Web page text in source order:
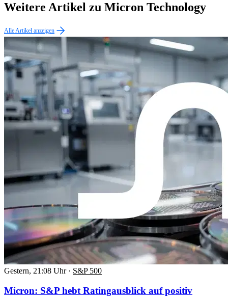
Weitere Artikel zu Micron Technology
Alle Artikel anzeigen
Gestern, 21:08 Uhr · S&P 500
Micron: S&P hebt Ratingausblick auf positiv